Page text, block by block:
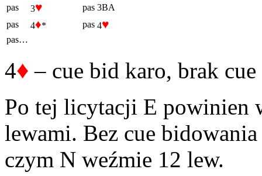
pas 3♥ pas 3BA
pas
4♦* pas 4♥
pas…
4♦ – cue bid karo, brak
Po tej licytacji E powinien
lewami. Bez cue
czym N weźmie 12 lew.